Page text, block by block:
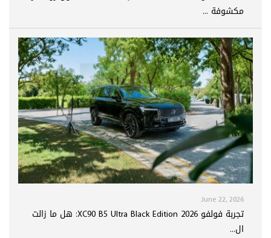
مكشوفة ...
June 22, 2026
تجربة فولفو XC90 B5 Ultra Black Edition 2026: هل ما زالت
ال...